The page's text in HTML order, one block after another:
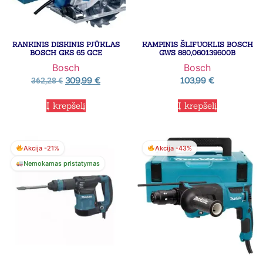
RANKINIS DISKINIS PJŪKLAS
BOSCH GKS 65 GCE
Bosch
362,28€ 309,99 €
Į krepšelį
KAMPINIS ŠLIFUOKLIS BOSCH
GWS 880,060139600B
Bosch
103,99 €
Į krepšelį
Akcija -21%
Nemokamas pristatymas
Akcija -43%